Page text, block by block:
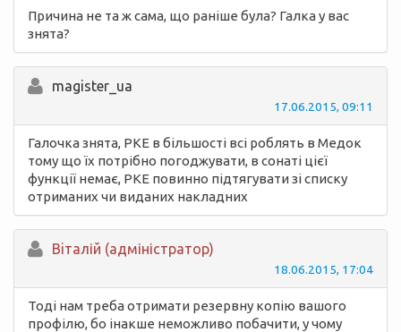
Причина не та ж сама, що раніше була? Галка у вас
знята?
magister_ua
17.06.2015, 09:11
Галочка знята, РКЕ в більшості всі роблять в Медок
тому що їх потрібно погоджувати, в сонаті цієї
функції немає, РКЕ повинно підтягувати зі списку
отриманих чи виданих накладних
Вiталій (адміністратор)
18.06.2015, 17:04
Тоді нам треба отримати резервну копію вашого
профілю, бо інакше неможливо побачити, у чому